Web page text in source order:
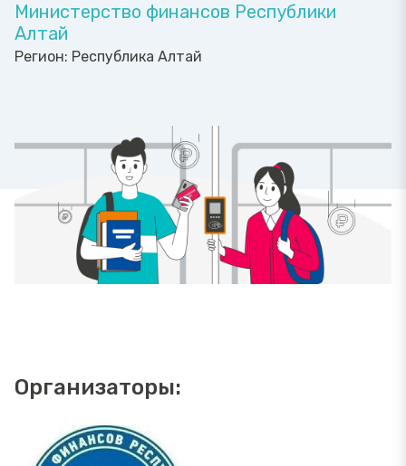
Министерство финансов Республики
Алтай
Регион: Республика Алтай
Организаторы: